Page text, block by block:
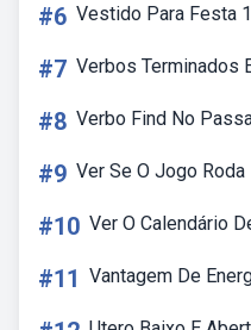
#6 Vestido Para Festa
#7 Verbos Terminados
#8 Verbo Find No
#9 Ver Se O Jogo Roda
#10 Ver O Calendário
#11 Vantagem De